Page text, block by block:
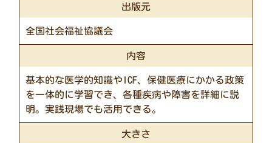
出版元
全国社会福祉協議会
内容
基本的な医学的知識やICF、保健医療にかかる政策
を一体的に学習でき、各種疾病や障害を詳細に説
明。実践現場でも活用できる。
大きさ